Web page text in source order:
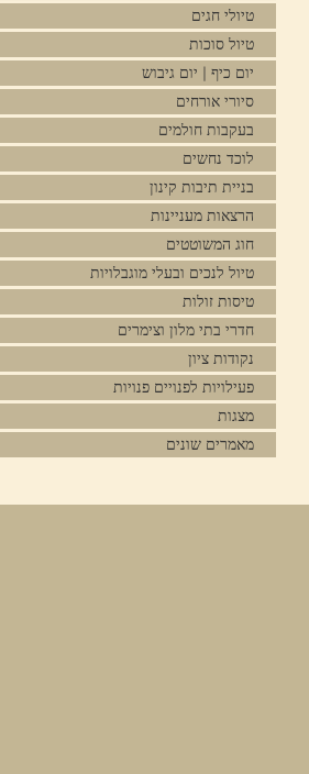
טיולי חגים
טיול סוכות
יום כיף | יום גיבוש
סיורי אורחים
בעקבות חולמים
לוכד נחשים
בניית תיבות קינון
הרצאות מעניינות
חוג המשוטטים
טיול לנכים ובעלי מוגבלויות
טיסות זולות
חדרי בתי מלון וצימרים
נקודות ציון
פעילויות לפנויים פנויות
מצגות
מאמרים שונים